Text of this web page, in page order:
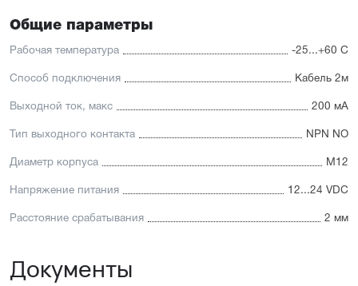
Общие параметры
Рабочая температура -25...+60 С
Способ подключения Кабель 2м
Выходной ток, макс 200 мА
Тип выходного контакта NPN NO
Диаметр корпуса М12
Напряжение питания 12...24 VDC
Расстояние срабатывания 2 мм
Документы